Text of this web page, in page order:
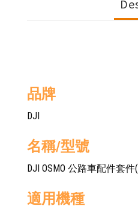
品牌
DJI
名稱/型號
DJI OSMO 公路車配件套
適用機種